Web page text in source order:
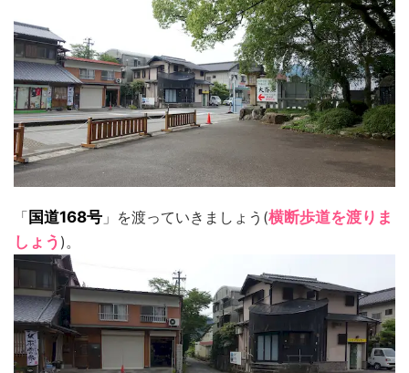
「 国道168号 」を渡っていきましょう(横断歩道を渡りま
しょう )。